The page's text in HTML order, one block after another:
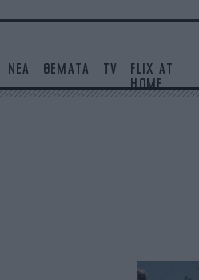
ΝΕΑ ΘΕΜΑΤΑ TV
FLIX AT
HOME